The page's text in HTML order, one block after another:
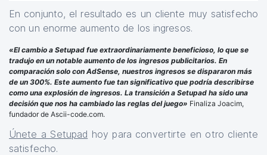
En conjunto, el resultado es un cliente muy satisfecho
con un enorme aumento de los ingresos.
«El cambio a Setupad fue extraordinariamente beneficioso, lo que se
tradujo en un notable aumento de los ingresos publicitarios. En
comparación solo con AdSense, nuestros ingresos se dispararon más
de un 300%. Este aumento fue tan significativo que podría describirse
como una explosión de ingresos. La transición a Setupad ha sido una
decisión que nos ha cambiado las reglas del juego» Finaliza Joacim,
fundador de Ascii-code.com.
Únete a Setupad hoy para convertirte en otro cliente
satisfecho.